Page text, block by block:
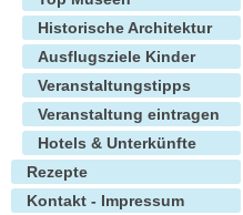
Historische Architektur
Ausflugsziele Kinder
Veranstaltungstipps
Veranstaltung eintragen
Hotels & Unterkünfte
Rezepte
Kontakt - Impressum